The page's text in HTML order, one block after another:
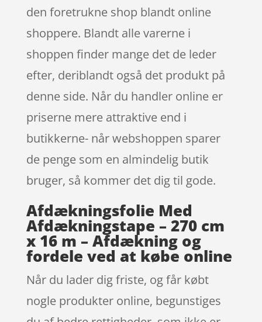
den foretrukne shop blandt online
shoppere. Blandt alle varerne i
shoppen finder mange det de leder
efter, deriblandt også det produkt på
denne side. Når du handler online er
priserne mere attraktive end i
butikkerne- når webshoppen sparer
de penge som en almindelig butik
bruger, så kommer det dig til gode.
Afdækningsfolie Med
Afdækningstape – 270 cm
x 16 m – Afdækning og
fordele ved at købe online
Når du lader dig friste, og får købt
nogle produkter online, begunstiges